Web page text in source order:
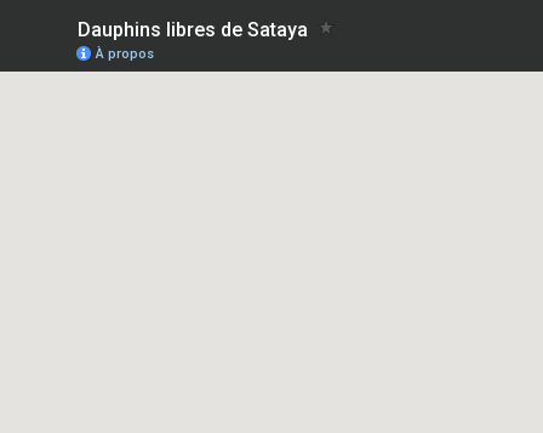
Dauphins libres de Sataya
À propos